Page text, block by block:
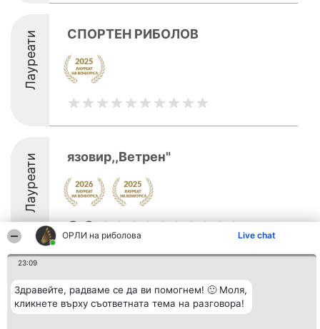
ОРЛИ на риболова Live chat
23:09
Здравейте, радваме се да ви помогнем! 🙂 Моля,
кликнете върху съответната тема на разговора!
Лауреати СПОРТЕН РИБОЛОВ
Лауреати язовир,,Ветрен"
8.6
Организатор на
класиране
Beautiful Company S.R.L.
BulevardulAleea Timișul De
Класация
Победители
всички
Контакти
Контакти